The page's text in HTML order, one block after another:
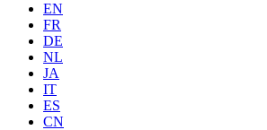
EN
FR
DE
NL
JA
IT
ES
CN